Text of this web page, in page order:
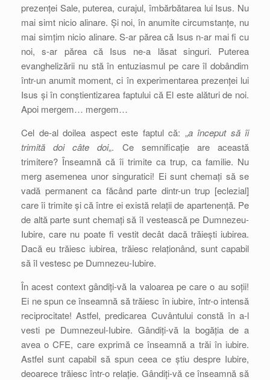
prezenței Sale, puterea, curajul, îmbărbătarea lui Isus. Nu
mai simt nicio alinare. Și noi, în anumite circumstanțe, nu
mai simțim nicio alinare. S-ar părea că Isus n-ar mai fi cu
noi, s-ar părea că Isus ne-a lăsat singuri. Puterea
evanghelizării nu stă în entuziasmul pe care îl dobândim
într-un anumit moment, ci în experimentarea prezenței lui
Isus și în conștientizarea faptului că El este alături de noi.
Apoi mergem… mergem…
Cel de-al doilea aspect este faptul că: „a început să îi
trimită doi câte doi„. Ce semnificație are această
trimitere? Înseamnă că îi trimite ca trup, ca familie. Nu
merg asemenea unor singuratici! Ei sunt chemați să se
vadă permanent ca făcând parte dintr-un trup [eclezial]
care îi trimite și că între ei există relații de apartenență. Pe
de altă parte sunt chemați să îl vestească pe Dumnezeu-
Iubire, care nu poate fi vestit decât dacă trăiești iubirea.
Dacă eu trăiesc iubirea, trăiesc relaționând, sunt capabil
să îl vestesc pe Dumnezeu-Iubire.
În acest context gândiți-vă la valoarea pe care o au soții!
Ei ne spun ce înseamnă să trăiesc în iubire, într-o intensă
reciprocitate! Astfel, predicarea Cuvântului constă în a-l
vesti pe Dumnezeul-Iubire. Gândiți-vă la bogăția de a
avea o CFE, care exprimă ce înseamnă a trăi în iubire.
Astfel sunt capabil să spun ceea ce știu despre Iubire,
deoarece trăiesc într-o relație. Gândiți-vă ce înseamnă să